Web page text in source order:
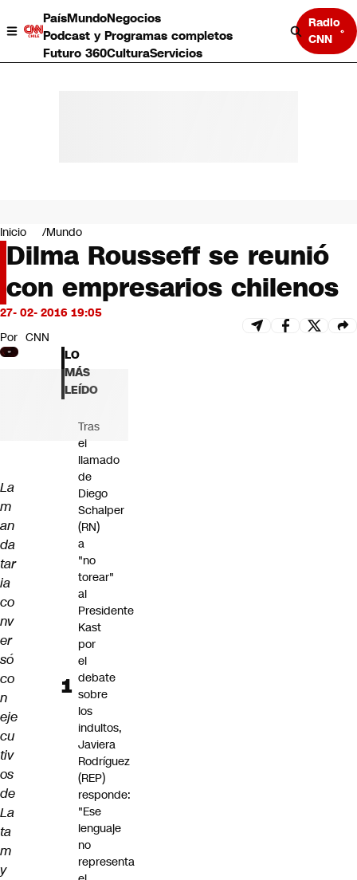
PaísMundoNegocios
Podcast y Programas completos
Futuro 360CulturaServicios
Radio
CNN
Negocios
Deportes
Programas completos
Cultura
Servicios
Bits
CNN Data
CNN tiempo
Futuro 360
Inicio Mundo
Dilma Rousseff se reunió
con empresarios chilenos
27- 02- 2016 19:05
Por CNN
La
m
an
da
tar
ia
co
nv
er
só
co
n
eje
cu
tiv
os
de
La
ta
m
y
LO
MÁS
LEÍDO
Tras
el
llamado
de
Diego
Schalper
(RN)
a
"no
torear"
al
Presidente
Kast
por
el
debate
sobre
los
indultos,
Javiera
Rodríguez
(REP)
responde:
"Ese
lenguaje
no
representa